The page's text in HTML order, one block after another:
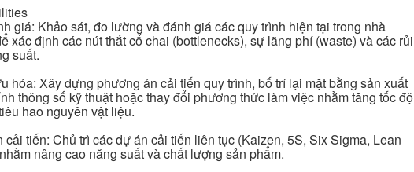
giá: Khảo sát, đo lường và đánh giá các quy trình hiện tại trong nhà
xác định các nút thắt cổ chai (bottlenecks), sự lãng phí (waste) và các rủi
suất.
hóa: Xây dựng phương án cải tiến quy trình, bố trí lại mặt bằng sản xuất
thông số kỹ thuật hoặc thay đổi phương thức làm việc nhằm tăng tốc độ
hao nguyên vật liệu.
cải tiến: Chủ trì các dự án cải tiến liên tục (Kaizen, 5S, Six Sigma, Lean
nâng cao năng suất và chất lượng sản phẩm.